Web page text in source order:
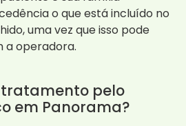
o que está incluído no
uma vez que isso pode
a operadora.
tratamento pelo
em Panorama?